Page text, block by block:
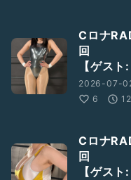
Cロナ
【ゲス
2026-07-
6
Cロナ
【ゲス